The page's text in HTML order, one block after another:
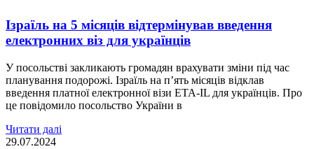
Ізраїль на 5 місяців відтермінував введення
електронних віз для українців
У посольстві закликають громадян врахувати зміни під час
планування подорожі. Ізраїль на п’ять місяців відклав
введення платної електронної візи ETA-IL для українців. Про
це повідомило посольство України в
Читати далі
29.07.2024